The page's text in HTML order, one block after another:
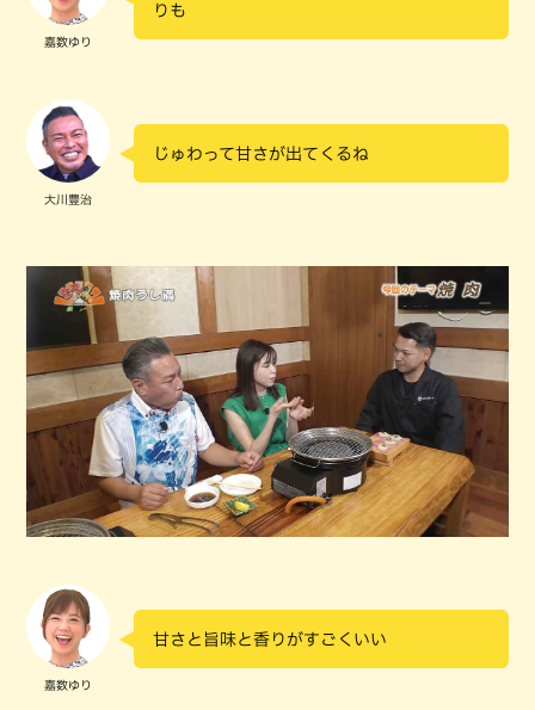
嘉数ゆり
りも
大川豊治
じゅわって甘さが出てくるね
嘉数ゆり
甘さと旨味と香りがすごくいい